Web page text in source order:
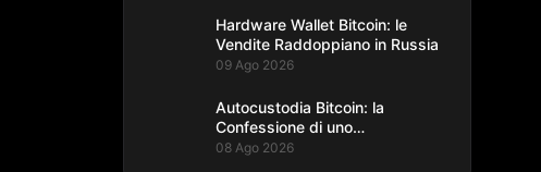
Hardware Wallet Bitcoin: le
Vendite Raddoppiano in Russia
09 Ago 2026
Autocustodia Bitcoin: la
Confessione di uno
Sviluppatore Lightning
08 Ago 2026